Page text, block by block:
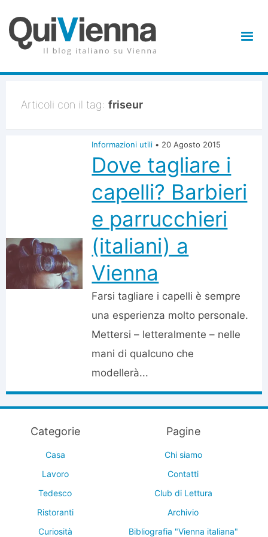
Articoli con il tag: friseur
Informazioni utili • 20 Agosto 2015
Dove tagliare i
capelli? Barbieri
e parrucchieri
(italiani) a
Vienna
Farsi tagliare i capelli è sempre
una esperienza molto personale.
Mettersi – letteralmente – nelle
mani di qualcuno che
modellerà...
Categorie
Casa
Lavoro
Tedesco
Ristoranti
Curiosità
Pagine
Chi siamo
Contatti
Club di Lettura
Archivio
Bibliografia "Vienna italiana"